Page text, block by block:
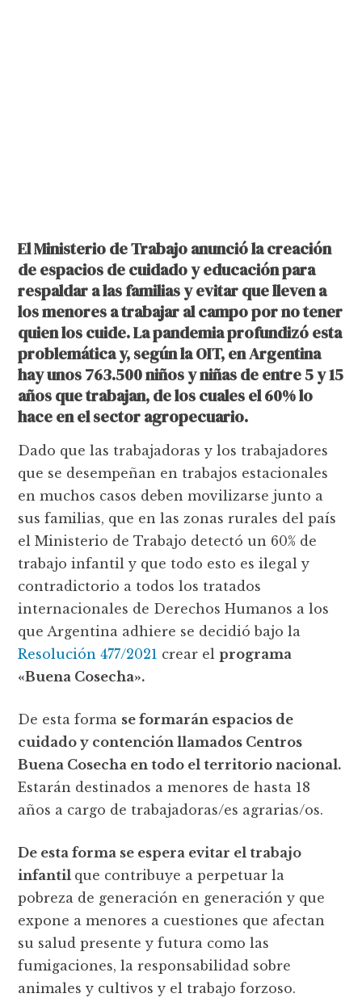
El Ministerio de Trabajo anunció la creación
de espacios de cuidado y educación para
respaldar a las familias y evitar que lleven a
los menores a trabajar al campo por no tener
quien los cuide. La pandemia profundizó esta
problemática y, según la OIT, en Argentina
hay unos 763.500 niños y niñas de entre 5 y 15
años que trabajan, de los cuales el 60% lo
hace en el sector agropecuario.
Dado que las trabajadoras y los trabajadores
que se desempeñan en trabajos estacionales
en muchos casos deben movilizarse junto a
sus familias, que en las zonas rurales del país
el Ministerio de Trabajo detectó un 60% de
trabajo infantil y que todo esto es ilegal y
contradictorio a todos los tratados
internacionales de Derechos Humanos a los
que Argentina adhiere se decidió bajo la
Resolución 477/2021 crear elprograma
«Buena Cosecha».
De esta forma se formarán espacios de
cuidado y contención llamados Centros
Buena Cosecha en todo el territorio nacional.
Estarán destinados a menores de hasta 18
años a cargo de trabajadoras/es agrarias/os.
De esta forma se espera evitar el trabajo
infantil que contribuye a perpetuar la
pobreza de generación en generación y que
expone a menores a cuestiones que afectan
su salud presente y futura como las
fumigaciones, la responsabilidad sobre
animales y cultivos y el trabajo forzoso.